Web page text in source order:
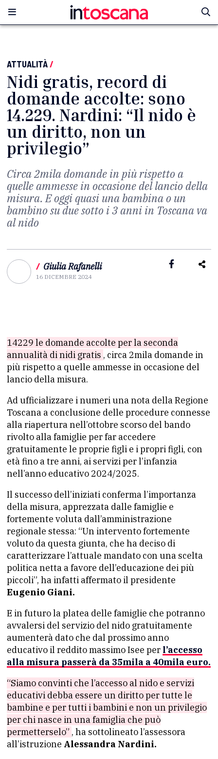
ATTUALITÀ/
Nidi gratis, record di
domande accolte: sono
14.229. Nardini: “Il nido è
un diritto, non un
privilegio”
Circa 2mila domande in più rispetto a
quelle ammesse in occasione del lancio della
misura. E oggi quasi una bambina o un
bambino su due sotto i 3 anni in Toscana va
al nido
/ Giulia Rafanelli
16 DICEMBRE 2024
14229 le domande accolte per la seconda
annualità di nidi gratis , circa 2mila domande in
più rispetto a quelle ammesse in occasione del
lancio della misura.
Ad ufficializzare i numeri una nota della Regione
Toscana a conclusione delle procedure connesse
alla riapertura nell’ottobre scorso del bando
rivolto alla famiglie per far accedere
gratuitamente le proprie figli e i propri figli, con
età fino a tre anni, ai servizi per l’infanzia
nell’anno educativo 2024/2025.
Il successo dell’iniziati conferma l’importanza
della misura, apprezzata dalle famiglie e
fortemente voluta dall’amministrazione
regionale stessa: “Un intervento fortemente
voluto da questa giunta, che ha deciso di
caratterizzare l’attuale mandato con una scelta
politica netta a favore dell’educazione dei più
piccoli”, ha infatti affermato il presidente
Eugenio Giani.
E in futuro la platea delle famiglie che potranno
avvalersi del servizio del nido gratuitamente
aumenterà dato che dal prossimo anno
educativo il reddito massimo Isee per l’accesso
alla misura passerà da 35mila a 40mila euro.
“Siamo convinti che l’accesso al nido e servizi
educativi debba essere un diritto per tutte le
bambine e per tutti i bambini e non un privilegio
per chi nasce in una famiglia che può
permetterselo” , ha sottolineato l’assessora
all’istruzione Alessandra Nardini.